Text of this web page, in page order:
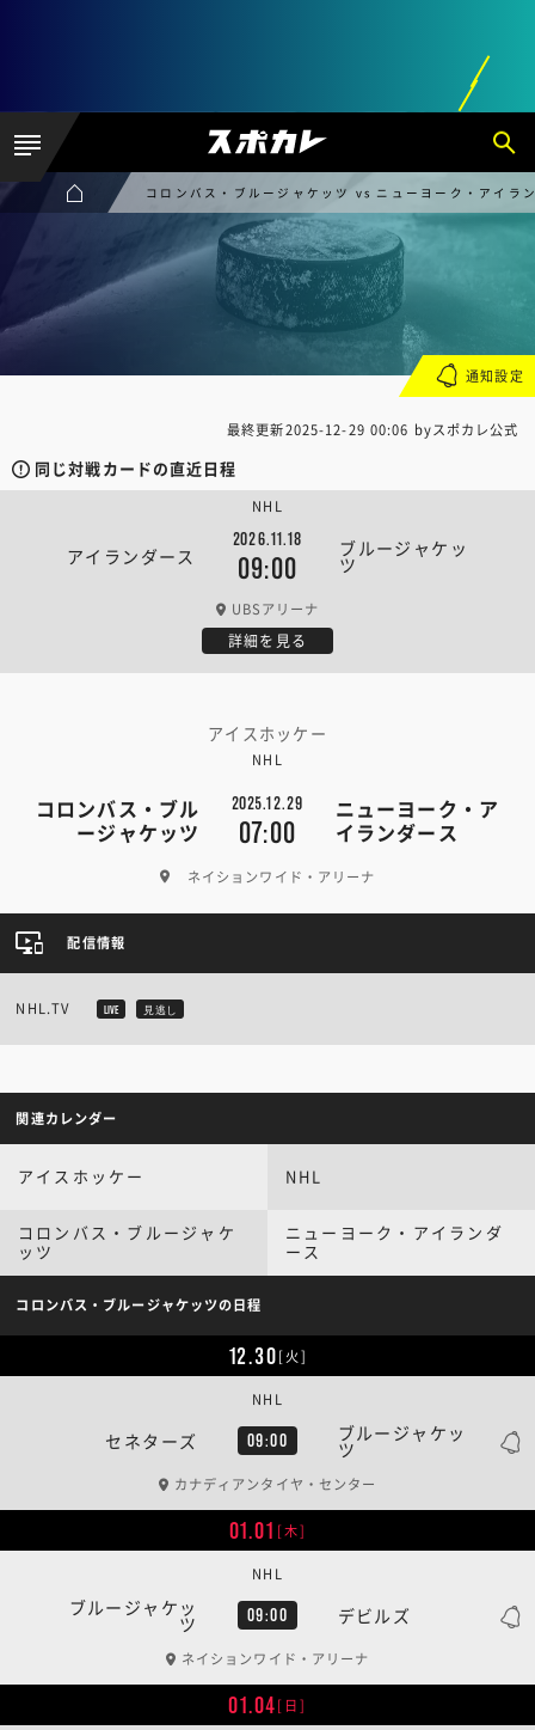
コロンバス・ブルージャケッツ vs ニューヨーク・アイラ
最終更新2025-12-29 00:06 byスポカレ公式
同じ対戦カードの直近日程
アイランダース
2026.11.18
09:00
ブルージャケッ
ツ
NHL
UBSアリーナ
詳細を見る
アイスホッケー
NHL
コロンバス・ブル
ージャケッツ
2025.12.29
07:00
ニューヨーク・ア
イランダース
ネイションワイド・アリーナ
通知設定
配信情報
NHL.TV LIVE 見逃し
関連カレンダー
アイスホッケー NHL
コロンバス・ブルージャケ
ッツ
ニューヨーク・アイランダ
ース
コロンバス・ブルージャケッツの日程
12.30[火]
セネターズ 09:00 ブルージャケッ
ツ
NHL
カナディアンタイヤ・センター
01.01 [木]
ブルージャケッ
ツ 09:00 デビルズ
NHL
ネイションワイド・アリーナ
01.04[日]